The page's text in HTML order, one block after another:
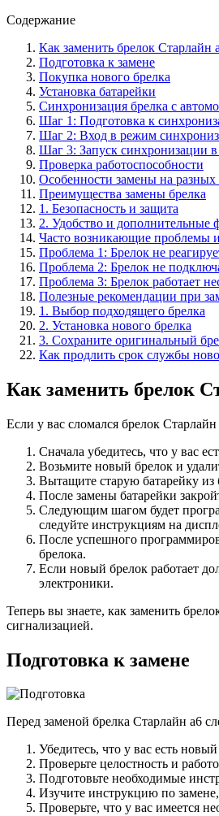
Содержание
Как заменить брелок Старлайн
Подготовка к замене
Покупка нового брелка
Установка батарейки
Синхронизация брелка с
Шаг 1: Подготовка к
Шаг 2: Вход в режим
Шаг 3: Запуск синхронизации
Проверка работоспособности
Особенности замены на разных
Преимущества замены брелка
1. Безопасность и защита
2. Удобство и дополнительные
Часто возникающие проблемы
Проблема 1: Брелок не
Проблема 2: Брелок не
Проблема 3: Брелок работает
Полезные рекомендации при
1. Выбор подходящего брелка
2. Установка нового брелка
3. Сохраните оригинальный
Как продлить срок службы
Как заменить брелок
Если у вас сломался брелок
Сначала убедитесь, что у вас
Возьмите новый брелок и
Вытащите старую батарейку
После замены батарейки
Следующим шагом будет
следуйте инструкциям на
После успешного
брелока.
Если новый брелок работает
электроники.
Теперь вы знаете, как заменить
сигнализацией.
Подготовка к замене
Перед заменой брелка Старлайн а6
Убедитесь, что у вас есть
Проверьте целостность и
Подготовьте необходимые
Изучите инструкцию по
Проверьте, что у вас имеется